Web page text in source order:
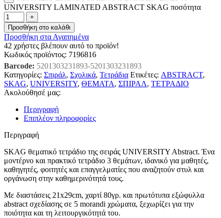
UNIVERSITY LAMIΝATED ABSTRACT SKAG ποσότητα
Προσθήκη στο καλάθι
Προσθήκη στα Αγαπημένα
42 χρήστες βλέπουν αυτό το προϊόν!
Κωδικός προϊόντος: 7196816
Barcode: 5201303231893-5201303231893
Κατηγορίες: Σπιράλ, Σχολικά, Τετράδια Ετικέτες: ABSTRACT,
SKAG, UNIVERSITY, ΘΕΜΑΤΑ, ΣΠΙΡΑΛ, ΤΕΤΡΑΔΙΟ
Ακολούθησέ μας:
Περιγραφή
Επιπλέον πληροφορίες
Περιγραφή
SKAG θεματικό τετράδιο της σειράς UNIVERSITY Abstract. Ένα
μοντέρνο και πρακτικό τετράδιο 3 θεμάτων, ιδανικό για μαθητές,
καθηγητές, φοιτητές και επαγγελματίες που αναζητούν στυλ και
οργάνωση στην καθημερινότητά τους.
Με διαστάσεις 21x29cm, χαρτί 80γρ. και πρωτότυπα εξώφυλλα
abstract σχεδίασης σε 5 morandi χρώματα, ξεχωρίζει για την
ποιότητα και τη λειτουργικότητά του.